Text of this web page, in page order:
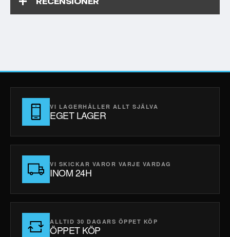
VI LAGERHÅLLER ALLT SJÄLVA
EGET LAGER
VI SKICKAR VAROR VARJE VARDAG
INOM 24H
ALLTID 30 DAGARS ÖPPET KÖP
ÖPPET KÖP